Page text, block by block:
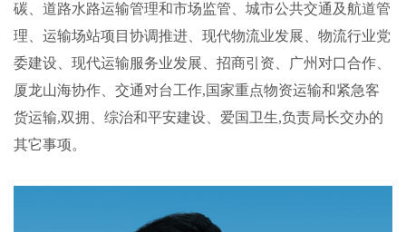
碳、道路水路运输管理和市场监管、城市公共交通及航道管
理、运输场站项目协调推进、现代物流业发展、物流行业党
委建设、现代运输服务业发展、招商引资、广州对口合作、
厦龙山海协作、交通对台工作,国家重点物资运输和紧急客
货运输,双拥、综治和平安建设、爱国卫生,负责局长交办的
其它事项。